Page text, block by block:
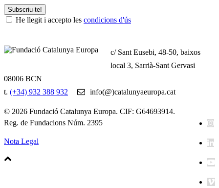
Subscriu-te!
He llegit i accepto les condicions d'ús
c/ Sant Eusebi, 48-50, baixos
local 3, Sarrià-Sant Gervasi
08006 BCN
t. (+34) 932 388 932 info(@)catalunyaeuropa.cat
© 2026 Fundació Catalunya Europa. CIF: G64693914.
Reg. de Fundacions Núm. 2395
Nota Legal